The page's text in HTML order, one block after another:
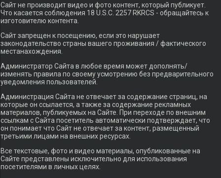
Сайт не производит видео и фото контент, который публикует.
Что касается соблюдения 18 U.S.C. 2257 RKRCS - обращайтесь к
изготовителю контента.
Сайт запрещен к посещению, если это нарушает
законодательство страны вашего проживания / фактического
местанахождения.
Администратор Сайта в любое время может дополнять/
изменять правила по своему усмотрению без предварительного
уведомления пользователей.
Администрация Сайта не отвечает за содержание страниц, на
которые он ссылается, а также за содержание рекламных
материалов, публикуемых на Сайте. При переходе по внешним
ссылкам с Сайта посетитель автоматически подтверждает, что
он понимает что Сайт не отвечает за контент, размещенный
третьими лицами на внешних ресурсах.
Все текстовые, фото и видео материалы, опубликованные на
Сайте представлены исключительно для использования
посетителями в личных целях.